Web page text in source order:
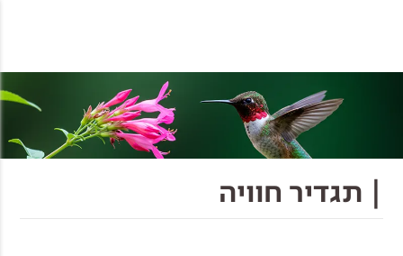
| תגדיר חוויה